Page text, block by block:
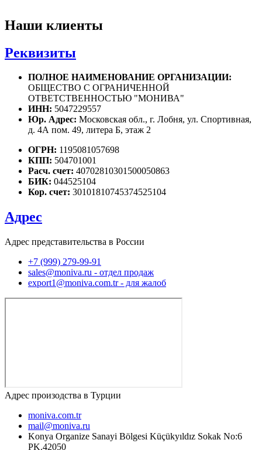
Наши клиенты
Реквизиты
ПОЛНОЕ НАИМЕНОВАНИЕ ОРГАНИЗАЦИИ:
ОБЩЕСТВО С ОГРАНИЧЕННОЙ
ОТВЕТСТВЕННОСТЬЮ "МОНИВА"
ИНН: 5047229557
Юр. Адрес: Московская обл., г. Лобня, ул. Спортивная,
д. 4А пом. 49, литера Б, этаж 2
ОГРН: 1195081057698
КПП: 504701001
Расч. счет: 40702810301500050863
БИК: 044525104
Кор. счет: 30101810745374525104
Адрес
Адрес представительства в России
+7 (999) 279-99-91
sales@moniva.ru - отдел продаж
export1@moniva.com.tr - для жалоб
Адрес произодства в Турции
moniva.com.tr
mail@moniva.ru
Konya Organize Sanayi Bölgesi Küçükyıldız Sokak No:6
PK.42050